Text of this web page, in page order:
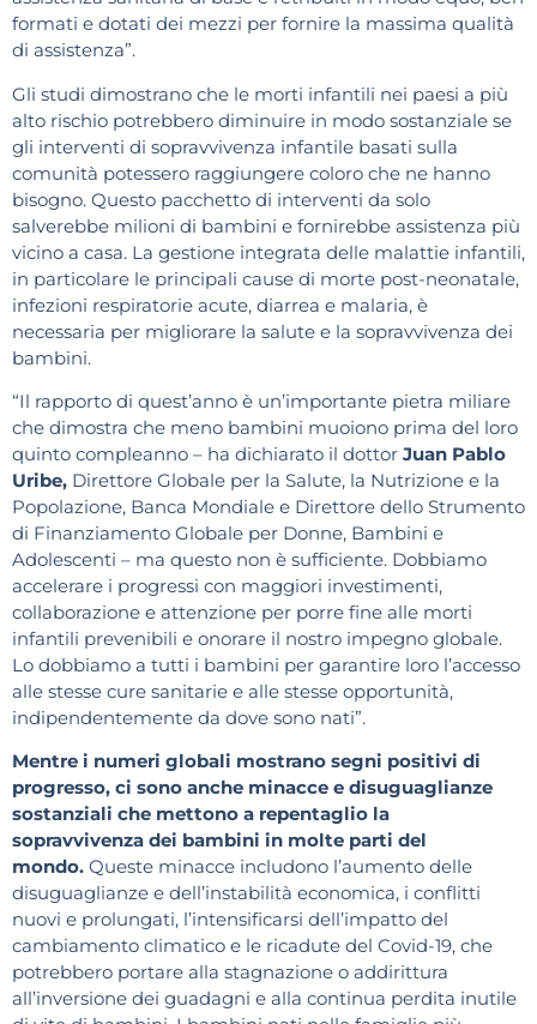
formati e dotati dei mezzi per fornire la massima qualità
di assistenza”.
Gli studi dimostrano che le morti infantili nei paesi a più
alto rischio potrebbero diminuire in modo sostanziale se
gli interventi di sopravvivenza infantile basati sulla
comunità potessero raggiungere coloro che ne hanno
bisogno. Questo pacchetto di interventi da solo
salverebbe milioni di bambini e fornirebbe assistenza più
vicino a casa. La gestione integrata delle malattie infantili,
in particolare le principali cause di morte post-neonatale,
infezioni respiratorie acute, diarrea e malaria, è
necessaria per migliorare la salute e la sopravvivenza dei
bambini.
“Il rapporto di quest’anno è un’importante pietra miliare
che dimostra che meno bambini muoiono prima del loro
quinto compleanno – ha dichiarato il dottor Juan Pablo
Uribe, Direttore Globale per la Salute, la Nutrizione e la
Popolazione, Banca Mondiale e Direttore dello Strumento
di Finanziamento Globale per Donne, Bambini e
Adolescenti – ma questo non è sufficiente. Dobbiamo
accelerare i progressi con maggiori investimenti,
collaborazione e attenzione per porre fine alle morti
infantili prevenibili e onorare il nostro impegno globale.
Lo dobbiamo a tutti i bambini per garantire loro l’accesso
alle stesse cure sanitarie e alle stesse opportunità,
indipendentemente da dove sono nati”.
Mentre i numeri globali mostrano segni positivi di
progresso, ci sono anche minacce e disuguaglianze
sostanziali che mettono a repentaglio la
sopravvivenza dei bambini in molte parti del
mondo. Queste minacce includono l’aumento delle
disuguaglianze e dell’instabilità economica, i conflitti
nuovi e prolungati, l’intensificarsi dell’impatto del
cambiamento climatico e le ricadute del Covid-19, che
potrebbero portare alla stagnazione o addirittura
all’inversione dei guadagni e alla continua perdita inutile